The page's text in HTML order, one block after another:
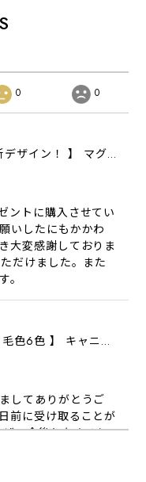
0 0
【 コーギー 2023新デザイン！ 】 マグカップ お家用 プレゼント 犬 うちの子 犬グッズ ギフト
ントに購入させてい
いしたにもかかわ
大変感謝しておりま
だけました。また
。
【 チワワ スムース 毛色6色 】 キャニスター 保存容器 お家用 プレゼント 犬 ペット うちの子 犬グッズ
してありがとうご
前に受け取ることが
ひ今後ともよろし